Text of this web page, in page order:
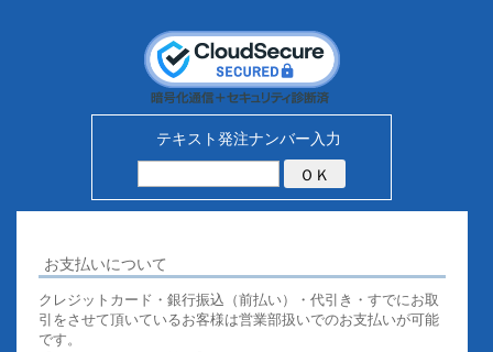
テキスト発注ナンバー入力
お支払いについて
クレジットカード・銀行振込（前払い）・代引き・すでにお取
引をさせて頂いているお客様は営業部扱いでのお支払いが可能
です。